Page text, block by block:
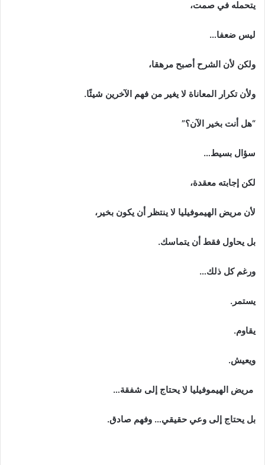
يتحمله في صمت،
ليس ضعفا…
ولكن لأن الشرح أصبح مرهقا،
ولأن تكرار المعاناة لا يغير من فهم الآخرين شيئًا.
“هل أنت بخير الآن؟”
سؤال بسيط…
لكن إجابته معقدة،
لأن مريض الهيموفيليا لا ينتظر أن يكون بخير،
بل يحاول فقط أن يتماسك.
ورغم كل ذلك…
يستمر.
يقاوم.
ويعيش.
مريض الهيموفيليا لا يحتاج إلى شفقة…
بل يحتاج إلى وعي حقيقي… وفهم صادق.